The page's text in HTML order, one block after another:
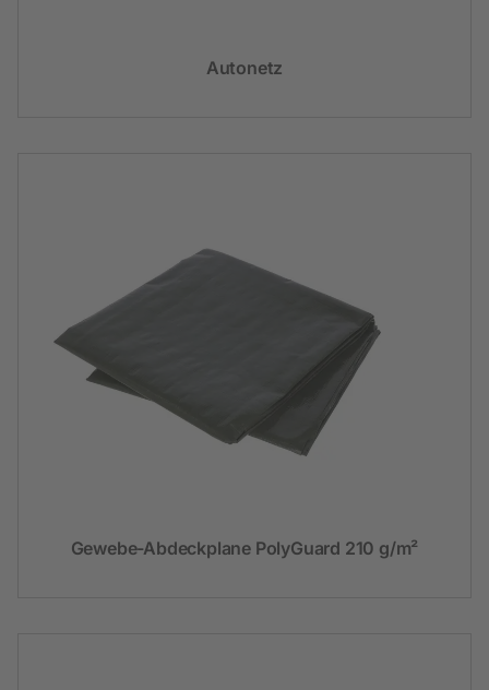
Autonetz
Gewebe-Abdeckplane PolyGuard 210 g/m²